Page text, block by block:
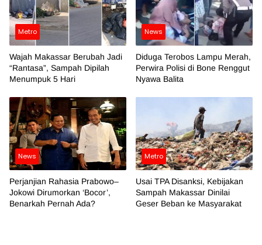
Metro
Wajah Makassar Berubah Jadi
“Rantasa”, Sampah Dipilah
Menumpuk 5 Hari
News
Diduga Terobos Lampu Merah,
Perwira Polisi di Bone Renggut
Nyawa Balita
News
Perjanjian Rahasia Prabowo–
Jokowi Dirumorkan ‘Bocor’,
Benarkah Pernah Ada?
Metro
Usai TPA Disanksi, Kebijakan
Sampah Makassar Dinilai
Geser Beban ke Masyarakat